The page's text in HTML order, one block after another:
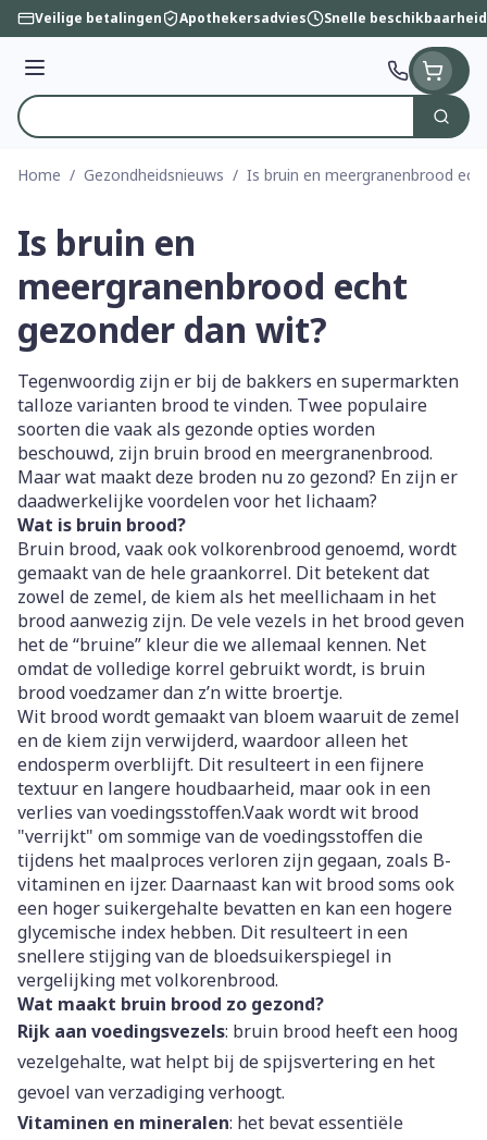
Ga naar de inhoud
Veilige betalingen Apothekersadvies Snelle beschikbaarheid
Menu
Product, merk, categorie...
Zoek
Home / Gezondheidsnieuws / Is bruin en meergranenbrood
Is bruin en
meergranenbrood echt
gezonder dan wit?
Tegenwoordig zijn er bij de bakkers en supermarkten
talloze varianten brood te vinden. Twee populaire
soorten die vaak als gezonde opties worden
beschouwd, zijn bruin brood en meergranenbrood.
Maar wat maakt deze broden nu zo gezond? En zijn er
daadwerkelijke voordelen voor het lichaam?
Wat is bruin brood?
Bruin brood, vaak ook volkorenbrood genoemd, wordt
gemaakt van de hele graankorrel. Dit betekent dat
zowel de zemel, de kiem als het meellichaam in het
brood aanwezig zijn. De vele vezels in het brood geven
het de “bruine” kleur die we allemaal kennen. Net
omdat de volledige korrel gebruikt wordt, is bruin
brood voedzamer dan z’n witte broertje.
Wit brood wordt gemaakt van bloem waaruit de zemel
en de kiem zijn verwijderd, waardoor alleen het
endosperm overblijft. Dit resulteert in een fijnere
textuur en langere houdbaarheid, maar ook in een
verlies van voedingsstoffen.Vaak wordt wit brood
"verrijkt" om sommige van de voedingsstoffen die
tijdens het maalproces verloren zijn gegaan, zoals B-
vitaminen en ijzer. Daarnaast kan wit brood soms ook
een hoger suikergehalte bevatten en kan een hogere
glycemische index hebben. Dit resulteert in een
snellere stijging van de bloedsuikerspiegel in
vergelijking met volkorenbrood.
Wat maakt bruin brood zo gezond?
Rijk aan voedingsvezels: bruin brood heeft een hoog
vezelgehalte, wat helpt bij de spijsvertering en het
gevoel van verzadiging verhoogt.
Vitaminen en mineralen: het bevat essentiële